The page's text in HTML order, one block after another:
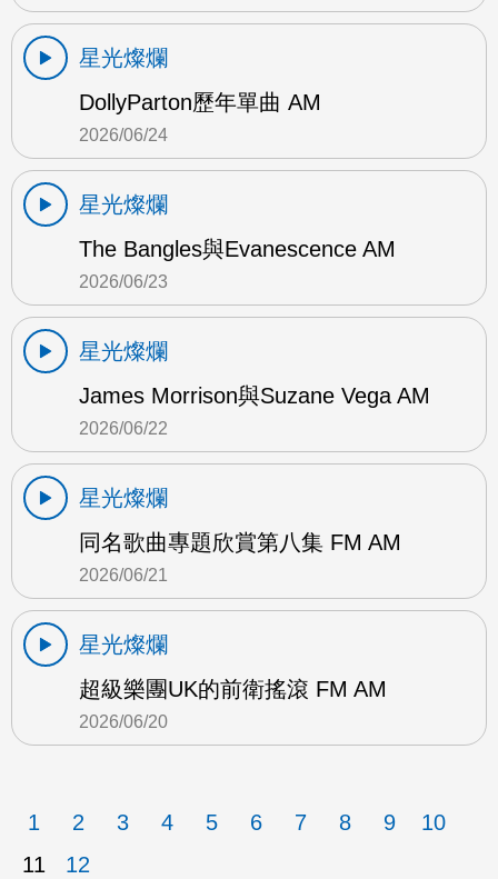
星光燦爛
DollyParton歷年單曲 AM
2026/06/24
星光燦爛
The Bangles與Evanescence AM
2026/06/23
星光燦爛
James Morrison與Suzane Vega AM
2026/06/22
星光燦爛
同名歌曲專題欣賞第八集 FM AM
2026/06/21
星光燦爛
超級樂團UK的前衛搖滾 FM AM
2026/06/20
1 2 3 4 5 6 7 8 9
10
11
12